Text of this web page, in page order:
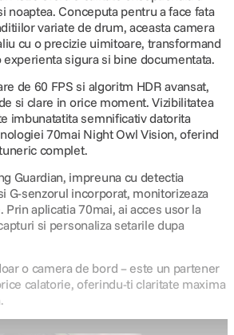
noaptea. Conceputa pentru a face fata
variate de drum, aceasta camera
cu o precizie uimitoare, transformand
sigura si bine documentata.
de 60 FPS si algoritm HDR avansat,
si clare in orice moment. Vizibilitatea
imbunatatita semnificativ datorita
70mai Night Owl Vision, oferind
complet.
Guardian, impreuna cu detectia
G-senzorul incorporat, monitorizeaza
aplicatia 70mai, ai acces usor la
si personaliza setarile dupa
o camera de bord – este un partener
calatorie, oferindu-ti claritate maxima